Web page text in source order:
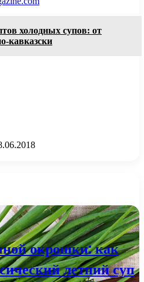
холодных супов: от
кавказски
окрошки: как
летний суп